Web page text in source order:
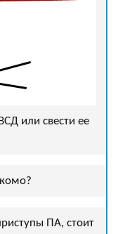
или свести ее
ПА, стоит